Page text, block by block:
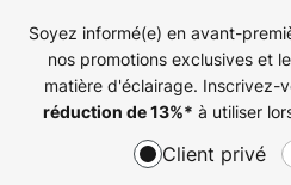
Soyez informé(e) en avant-
nos promotions exclusives et
matière d'éclairage. Inscrivez-
réduction de13%* à utiliser
Client privé